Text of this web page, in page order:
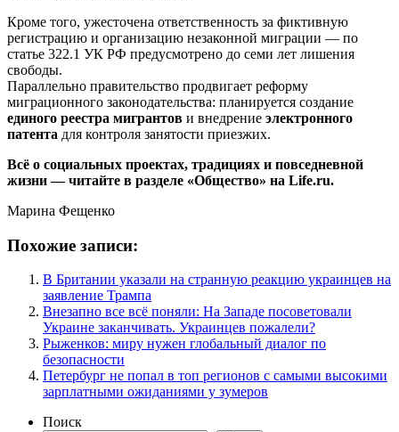
Кроме того, ужесточена ответственность за фиктивную
регистрацию и организацию незаконной миграции — по
статье 322.1 УК РФ предусмотрено до семи лет лишения
свободы.
Параллельно правительство продвигает реформу
миграционного законодательства: планируется создание
единого реестра мигрантов и внедрение электронного
патента для контроля занятости приезжих.
Всё о социальных проектах, традициях и повседневной
жизни — читайте в разделе «Общество» на Life.ru.
Марина Фещенко
Похожие записи:
В Британии указали на странную реакцию украинцев на
заявление Трампа
Внезапно все всё поняли: На Западе посоветовали
Украине заканчивать. Украинцев пожалели?
Рыженков: миру нужен глобальный диалог по
безопасности
Петербург не попал в топ регионов с самыми высокими
зарплатными ожиданиями у зумеров
Поиск